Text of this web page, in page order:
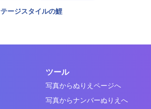
ージスタイルの鯉
ツール
写真からぬりえページへ
写真からナンバーぬりえへ